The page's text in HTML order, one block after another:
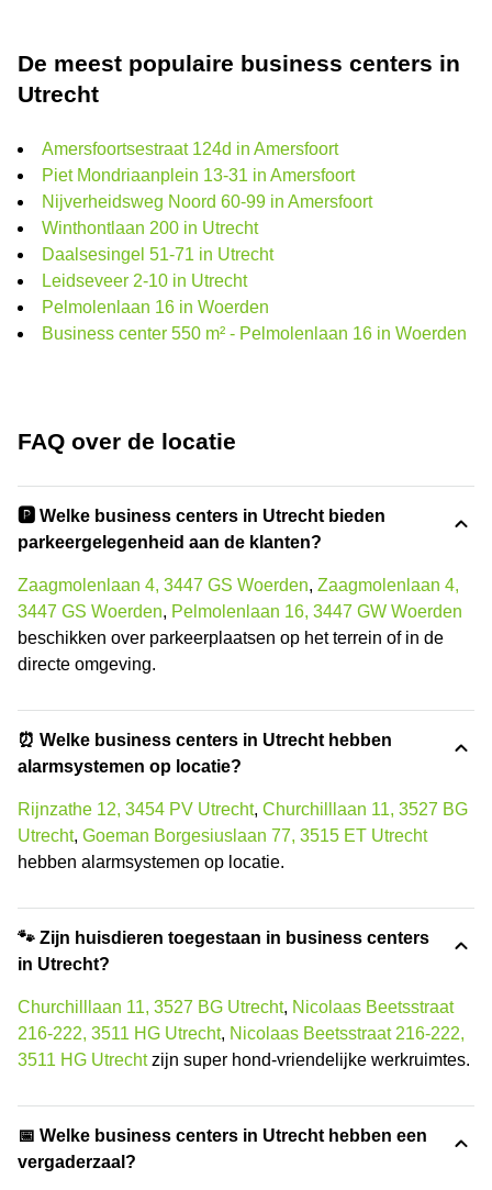
De meest populaire business centers in
Utrecht
Amersfoortsestraat 124d in Amersfoort
Piet Mondriaanplein 13-31 in Amersfoort
Nijverheidsweg Noord 60-99 in Amersfoort
Winthontlaan 200 in Utrecht
Daalsesingel 51-71 in Utrecht
Leidseveer 2-10 in Utrecht
Pelmolenlaan 16 in Woerden
Business center 550 m² - Pelmolenlaan 16 in Woerden
FAQ over de locatie
🅿️ Welke business centers in Utrecht bieden
parkeergelegenheid aan de klanten?
Zaagmolenlaan 4, 3447 GS Woerden, Zaagmolenlaan 4,
3447 GS Woerden, Pelmolenlaan 16, 3447 GW Woerden
beschikken over parkeerplaatsen op het terrein of in de
directe omgeving.
⏰ Welke business centers in Utrecht hebben
alarmsystemen op locatie?
Rijnzathe 12, 3454 PV Utrecht, Churchilllaan 11, 3527 BG
Utrecht, Goeman Borgesiuslaan 77, 3515 ET Utrecht
hebben alarmsystemen op locatie.
🐾 Zijn huisdieren toegestaan in business centers
in Utrecht?
Churchilllaan 11, 3527 BG Utrecht, Nicolaas Beetsstraat
216-222, 3511 HG Utrecht, Nicolaas Beetsstraat 216-222,
3511 HG Utrechtzijn super hond-vriendelijke werkruimtes.
📅 Welke business centers in Utrecht hebben een
vergaderzaal?